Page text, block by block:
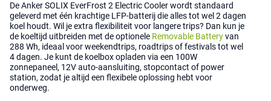
De Anker SOLIX EverFrost 2 Electric Cooler wordt standaard
geleverd met één krachtige LFP-batterij die alles tot wel 2 dagen
koel houdt. Wil je extra flexibiliteit voor langere trips? Dan kun je
de koeltijd uitbreiden met de optionele Removable Batteryvan
288 Wh, ideaal voor weekendtrips, roadtrips of festivals tot wel
4 dagen. Je kunt de koelbox opladen via een 100W
zonnepaneel, 12V auto-aansluiting, stopcontact of power
station, zodat je altijd een flexibele oplossing hebt voor
onderweg.